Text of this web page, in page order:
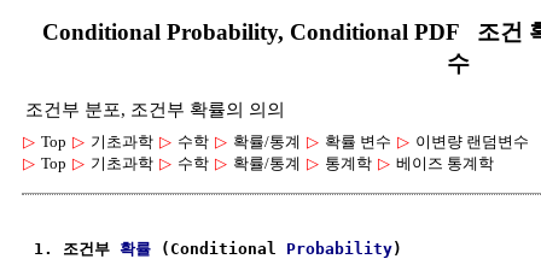
Conditional Probability, Conditional PDF 조건
수
조건부 분포, 조건부 확률의 의의
▷ Top ▷ 기초과학 ▷ 수학 ▷ 확률/통계 ▷ 확률 변수 ▷ 이변량 랜덤변수
▷ Top ▷ 기초과학 ▷ 수학 ▷ 확률/통계 ▷ 통계학 ▷ 베이즈 통계학
1. 조건부 확률 (Conditional Probability)